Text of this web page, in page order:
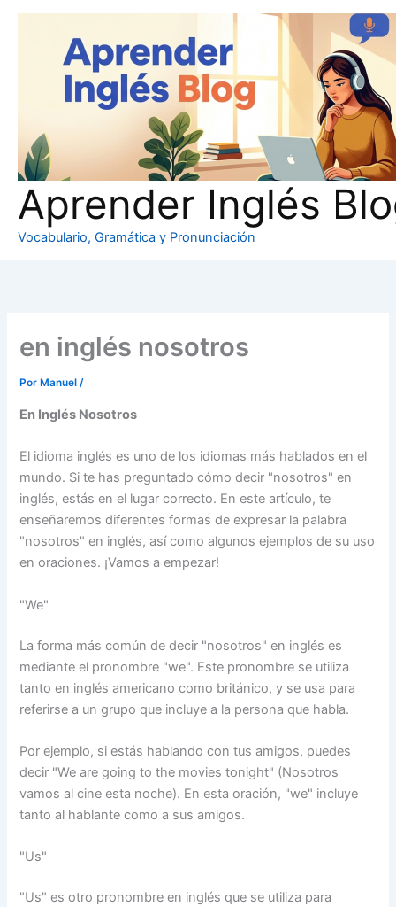
Aprender Inglés
Vocabulario, Gramática y Pronunciación
en inglés nosotros
Por Manuel/
En Inglés Nosotros
El idioma inglés es uno de los idiomas más hablados en el
mundo. Si te has preguntado cómo decir "nosotros" en
inglés, estás en el lugar correcto. En este artículo, te
enseñaremos diferentes formas de expresar la palabra
"nosotros" en inglés, así como algunos ejemplos de su uso
en oraciones. ¡Vamos a empezar!
"We"
La forma más común de decir "nosotros" en inglés es
mediante el pronombre "we". Este pronombre se utiliza
tanto en inglés americano como británico, y se usa para
referirse a un grupo que incluye a la persona que habla.
Por ejemplo, si estás hablando con tus amigos, puedes
decir "We are going to the movies tonight" (Nosotros
vamos al cine esta noche). En esta oración, "we" incluye
tanto al hablante como a sus amigos.
"Us"
"Us" es otro pronombre en inglés que se utiliza para